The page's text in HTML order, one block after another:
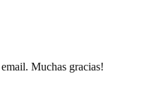
Muchas gracias!